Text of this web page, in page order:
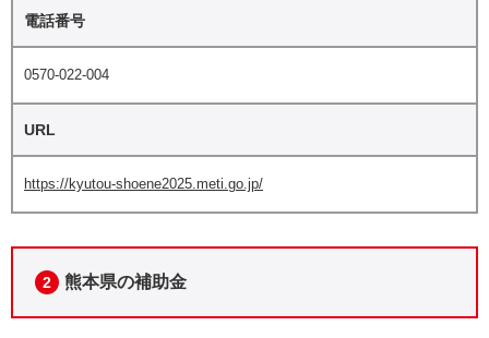
電話番号
0570-022-004
URL
https://kyutou-shoene2025.meti.go.jp/
2 熊本県の補助金